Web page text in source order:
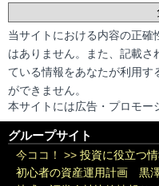
当サイトにおける内容の正
はありません。また、記載
ている情報をあなたが利用す
ができません。
本サイトには広告・プロモー
グループサイト
今ココ！ >> 投資に役立つ
初心者の資産運用計画 黒澤